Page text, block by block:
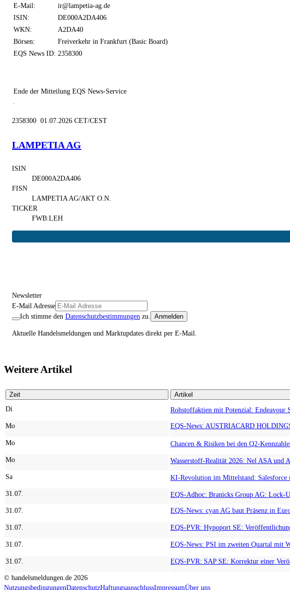
E-Mail:
ir@lampetia-ag.de
ISIN:
DE000A2DA406
WKN:
A2DA40
Börsen:
Freiverkehr in Frankfurt (Basic Board)
EQS News ID: 2358300
Ende der Mitteilung EQS News-Service
2358300 01.07.2026 CET/CEST
LAMPETIA AG
ISIN
DE000A2DA406
FISN
LAMPETIA AG/AKT O.N.
TICKER
FWB:LEH
Newsletter
E-Mail Adresse
Ich stimme den Datenschutzbestimmungen zu. Anmelden
Aktuelle Handelsmeldungen und Marktupdates direkt per E-Mail.
Weitere Artikel
Zeit Artikel
Di
Mo
Mo
Mo
Sa
31.07.
31.07.
31.07.
31.07.
31.07.
© handelsmeldungen.de 2026
NutzungsbedingungenDatenschutzHaftungsausschlussImpressumÜber uns